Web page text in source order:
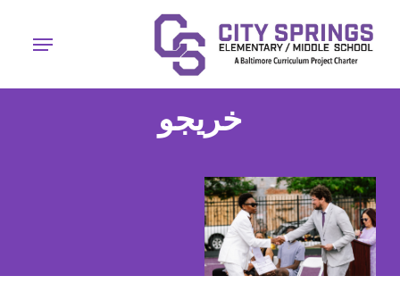
قائمة طعام
خريجو